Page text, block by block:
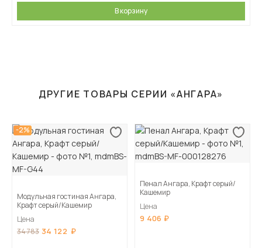
В корзину
ДРУГИЕ ТОВАРЫ СЕРИИ «АНГАРА»
-2%
Модульная гостиная Ангара,
Крафт серый/Кашемир
Цена
34 783 34 122
Пенал Ангара, Крафт серый/
Кашемир
Цена
9 406